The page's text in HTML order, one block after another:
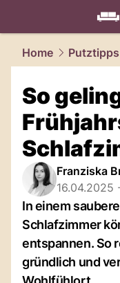
living.
Home Putztipps
So
Franziska
16.04.2025
In einem
Schlafzimmer
entspannen. So
gründlich und